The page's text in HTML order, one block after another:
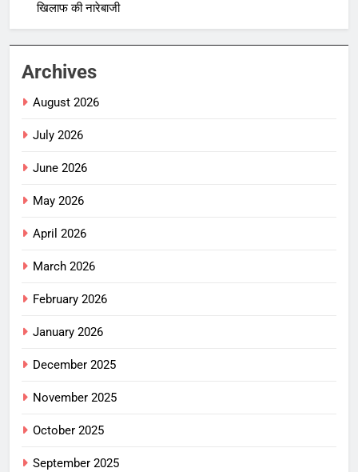
खिलाफ की नारेबाजी
Archives
August 2026
July 2026
June 2026
May 2026
April 2026
March 2026
February 2026
January 2026
December 2025
November 2025
October 2025
September 2025